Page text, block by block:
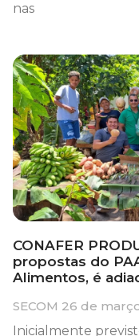
nas
CONAFER
propostas do
Alimentos, é
SECOM 26 de
Inicialmente